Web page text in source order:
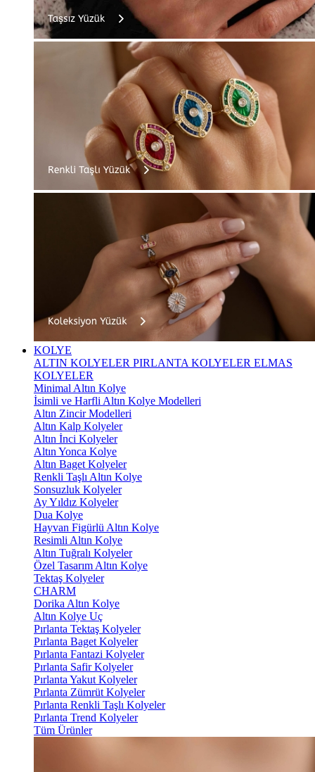
KOLYE
ALTIN KOLYELER PIRLANTA KOLYELER ELMAS
KOLYELER
Minimal Altın Kolye
İsimli ve Harfli Altın Kolye Modelleri
Altın Zincir Modelleri
Altın Kalp Kolyeler
Altın İnci Kolyeler
Altın Yonca Kolye
Altın Baget Kolyeler
Renkli Taşlı Altın Kolye
Sonsuzluk Kolyeler
Ay Yıldız Kolyeler
Dua Kolye
Hayvan Figürlü Altın Kolye
Resimli Altın Kolye
Altın Tuğralı Kolyeler
Özel Tasarım Altın Kolye
Tektaş Kolyeler
CHARM
Dorika Altın Kolye
Altın Kolye Uç
Pırlanta Tektaş Kolyeler
Pırlanta Baget Kolyeler
Pırlanta Fantazi Kolyeler
Pırlanta Safir Kolyeler
Pırlanta Yakut Kolyeler
Pırlanta Zümrüt Kolyeler
Pırlanta Renkli Taşlı Kolyeler
Pırlanta Trend Kolyeler
Tüm Ürünler